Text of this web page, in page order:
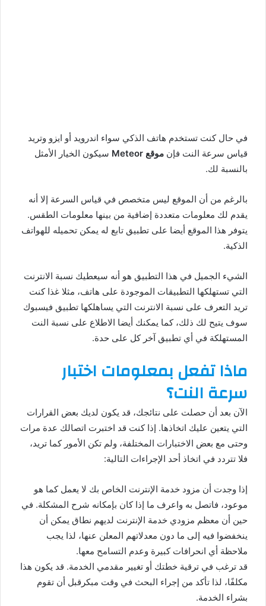
في حال كنت تستخدم هاتف الذكي سواء اندرويد أو ايزو وتريد
قياس سرعة النت فإن موقع Meteor
سيكون الخيار الأمثل
بالنسبة لك.
بالرغم من أن الموقع ليس متخصص في قياس السرعة إلا أنه
يقدم لك معلومات متعددة إضافية من بينها معلومات الطقس.
يتوفر هذا الموقع أيضا على تطبيق تابع له يمكن تحميله للهواتف
الذكية.
الشيء الجميل في هذا التطبيق هو أنه سيعطيك نسبة الانترنت
التي تستهلكها التطبيقات الموجودة على هاتف، مثلا غذا كنت
تريد التعرف على نسبة الانترنت التي يساهلكها تطبيق فيسبوك
سوف يتيح لك ذلك، كما يمكنك أيضا الاطلاع على نسبة النت
المستهلكة في أي تطبيق آخر كل على حدة.
ماذا تفعل بمعلومات اختبار
سرعة النت؟
الآن بعد أن حصلت على نتائجك، قد يكون لديك بعض القرارات
التي يتعين عليك اتخاذها. إذا كنت قد اختبرت اتصالك عدة مرات
وحتى مع بعض الاختبارات المختلفة، ولم تكن الأمور كما تريد،
فلا تتردد في اتخاذ أحد الإجراءات التالية:
إذا وجدت أن مزود خدمة الإنترنت الخاص بك لا يعمل كما هو
موعود، فاتصل به واعرف ما إذا كان بإمكانه شرح المشكلة. في
حين أن معظم مزودي خدمة الإنترنت لديهم نطاق يمكن أن
ينخفضوا فيه إلى ما دون معدلاتهم المعلن عنها، لذا يجب
ملاحظة أي انحرافات كبيرة وعدم التسامح معها.
قد ترغب في ترقية خطتك أو تغيير مقدمي الخدمة. قد يكون هذا
مكلفًا، لذا تأكد من إجراء البحث في وقت مبكرقبل أن تقوم
بشراء الخدمة.